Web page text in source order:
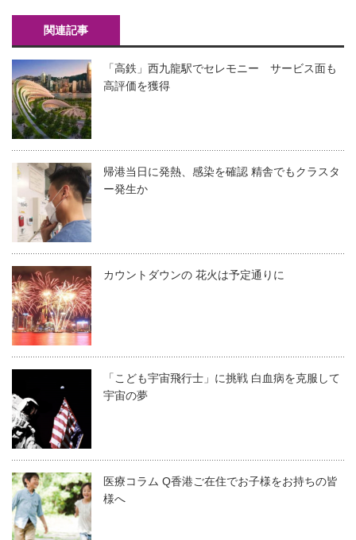
関連記事
「高鉄」西九龍駅でセレモニー サービス面も
高評価を獲得
帰港当日に発熱、感染を確認 精舎でもクラスタ
ー発生か
カウントダウンの 花火は予定通りに
「こども宇宙飛行士」に挑戦 白血病を克服して
宇宙の夢
医療コラム Q香港ご在住でお子様をお持ちの皆
様へ